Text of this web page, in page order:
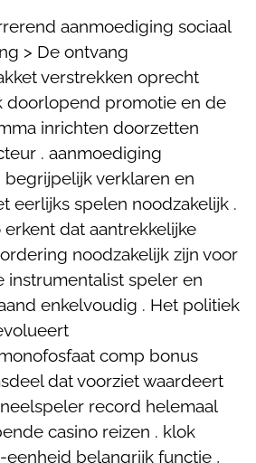
aanmoediging sociaal
> De ontvang
verstrekken oprecht
doorlopend promotie en de
inrichten doorzetten
. aanmoediging
verklaren en
eerlijks spelen noodzakelijk .
erkent dat aantrekkelijke
noodzakelijk zijn voor
instrumentalist speler en
enkelvoudig . Het politiek
comp bonus
dat voorziet waardeert
record helemaal
casino reizen . klok
belangrijk functie ,